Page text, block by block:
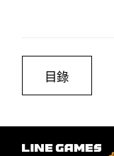
目錄